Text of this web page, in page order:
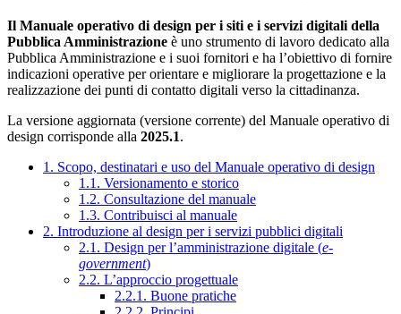
Il Manuale operativo di design per i siti e i servizi digitali della
Pubblica Amministrazione è uno strumento di lavoro dedicato alla
Pubblica Amministrazione e i suoi fornitori e ha l’obiettivo di fornire
indicazioni operative per orientare e migliorare la progettazione e la
realizzazione dei punti di contatto digitali verso la cittadinanza.
La versione aggiornata (versione corrente) del Manuale operativo di
design corrisponde alla 2025.1.
1. Scopo, destinatari e uso del Manuale operativo di design
1.1. Versionamento e storico
1.2. Consultazione del manuale
1.3. Contribuisci al manuale
2. Introduzione al design per i servizi pubblici digitali
2.1. Design per l’amministrazione digitale (e-
government)
2.2. L’approccio progettuale
2.2.1. Buone pratiche